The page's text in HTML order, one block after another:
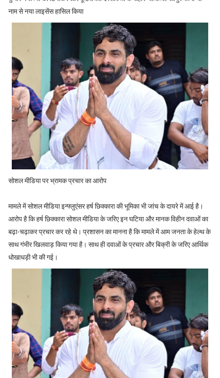
नाम से नया लाइसेंस हासिल किया
सोशल मीडिया पर भ्रामक प्रचार का आरोप
मामले में सोशल मीडिया इन्फ्लुएंसर हर्ष छिक्कारा की भूमिका भी जांच के दायरे में आई है।
आरोप है कि हर्ष छिक्कारा सोशल मीडिया के जरिए इन घटिया और मानक विहीन दवाओं का
बढ़ा-चढ़ाकर प्रचार कर रहे थे। प्रशासन का मानना है कि मामले में आम जनता के हेल्थ के
साथ गंभीर खिलवाड़ किया गया है। साथ ही दवाओं के प्रचार और बिक्री के जरिए आर्थिक
धोखाधड़ी भी की गई।